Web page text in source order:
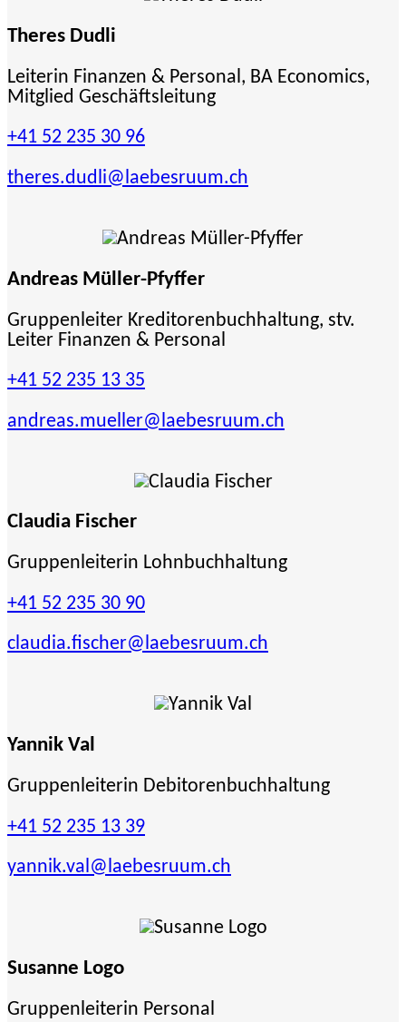
Theres Dudli
Leiterin Finanzen & Personal, BA Economics,
Mitglied Geschäftsleitung
+41 52 235 30 96
theres.dudli@laebesruum.ch
Andreas Müller-Pfyffer
Gruppenleiter Kreditorenbuchhaltung, stv.
Leiter Finanzen & Personal
+41 52 235 13 35
andreas.mueller@laebesruum.ch
Claudia Fischer
Gruppenleiterin Lohnbuchhaltung
+41 52 235 30 90
claudia.fischer@laebesruum.ch
Yannik Val
Gruppenleiterin Debitorenbuchhaltung
+41 52 235 13 39
yannik.val@laebesruum.ch
Susanne Logo
Gruppenleiterin Personal